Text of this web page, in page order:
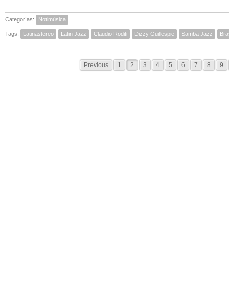
Categorías: Notimúsica
Tags: Latinastereo Latin Jazz Claudio Roditi Dizzy Guillespie Samba Jazz
Previous 1 2 3 4 5 6 7 8 9